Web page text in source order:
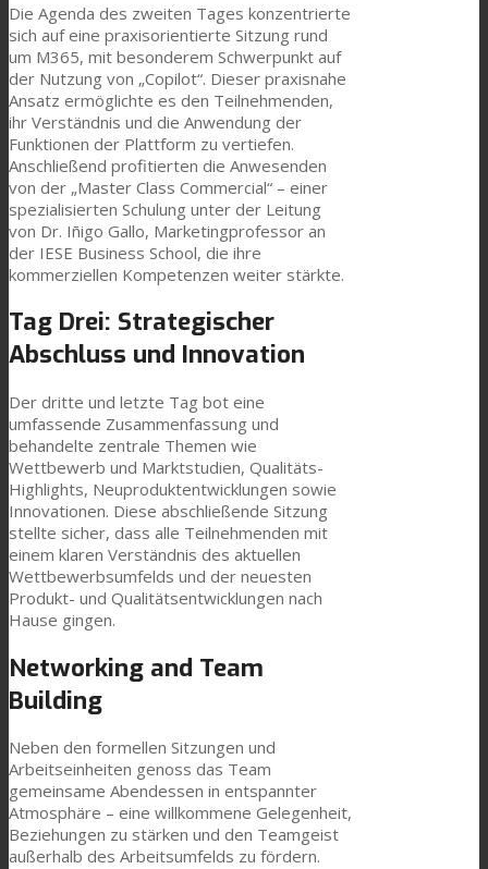
Karriere
News
Kontaktieren Sie uns
Suche
Menü
Die Agenda des zweiten Tages konzentrierte
sich auf eine praxisorientierte Sitzung rund
um M365, mit besonderem Schwerpunkt auf
der Nutzung von „Copilot“. Dieser praxisnahe
Ansatz ermöglichte es den Teilnehmenden,
ihr Verständnis und die Anwendung der
Funktionen der Plattform zu vertiefen.
Anschließend profitierten die Anwesenden
von der „Master Class Commercial“ – einer
spezialisierten Schulung unter der Leitung
von Dr. Iñigo Gallo, Marketingprofessor an
der IESE Business School, die ihre
kommerziellen Kompetenzen weiter stärkte.
Tag Drei: Strategischer
Abschluss und Innovation
Der dritte und letzte Tag bot eine
umfassende Zusammenfassung und
behandelte zentrale Themen wie
Wettbewerb und Marktstudien, Qualitäts-
Highlights, Neuproduktentwicklungen sowie
Innovationen. Diese abschließende Sitzung
stellte sicher, dass alle Teilnehmenden mit
einem klaren Verständnis des aktuellen
Wettbewerbsumfelds und der neuesten
Produkt- und Qualitätsentwicklungen nach
Hause gingen.
Networking and Team
Building
Neben den formellen Sitzungen und
Arbeitseinheiten genoss das Team
gemeinsame Abendessen in entspannter
Atmosphäre – eine willkommene Gelegenheit,
Beziehungen zu stärken und den Teamgeist
außerhalb des Arbeitsumfelds zu fördern.